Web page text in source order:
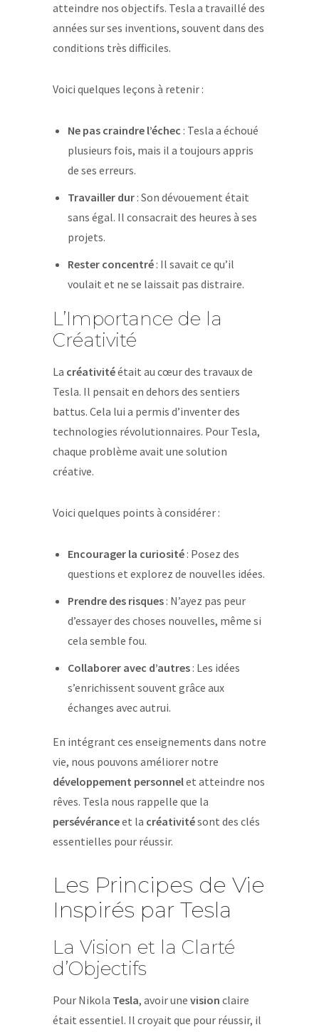
atteindre nos objectifs. Tesla a travaillé des
années sur ses inventions, souvent dans des
conditions très difficiles.
Voici quelques leçons à retenir :
Ne pas craindre l’échec : Tesla a échoué
plusieurs fois, mais il a toujours appris
de ses erreurs.
Travailler dur: Son dévouement était
sans égal. Il consacrait des heures à ses
projets.
Rester concentré: Il savait ce qu’il
voulait et ne se laissait pas distraire.
L’Importance de la
Créativité
La créativitéétait au cœur des travaux de
Tesla. Il pensait en dehors des sentiers
battus. Cela lui a permis d’inventer des
technologies révolutionnaires. Pour Tesla,
chaque problème avait une solution
créative.
Voici quelques points à considérer :
Encourager la curiosité: Posez des
questions et explorez de nouvelles idées.
Prendre des risques: N’ayez pas peur
d’essayer des choses nouvelles, même si
cela semble fou.
Collaborer avec d’autres: Les idées
s’enrichissent souvent grâce aux
échanges avec autrui.
En intégrant ces enseignements dans notre
vie, nous pouvons améliorer notre
développement personnelet atteindre nos
rêves. Tesla nous rappelle que la
persévéranceet la créativitésont des clés
essentielles pour réussir.
Les Principes de Vie
Inspirés par Tesla
La Vision et la Clarté
d’Objectifs
Pour Nikola Tesla, avoir une vision claire
était essentiel. Il croyait que pour réussir, il